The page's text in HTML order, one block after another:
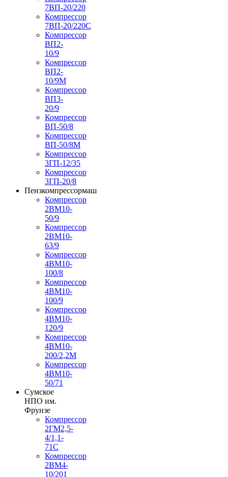
7ВП-20/220
Компрессор
7ВП-20/220С
Компрессор
ВП2-
10/9
Компрессор
ВП2-
10/9М
Компрессор
ВП3-
20/9
Компрессор
ВП-50/8
Компрессор
ВП-50/8М
Компрессор
3ГП-12/35
Компрессор
3ГП-20/8
Пензкомпрессормаш
Компрессор
2ВМ10-
50/9
Компрессор
2ВМ10-
63/9
Компрессор
4ВМ10-
100/8
Компрессор
4ВМ10-
100/9
Компрессор
4ВМ10-
120/9
Компрессор
4ВМ10-
200/2,2М
Компрессор
4ВМ10-
50/71
Сумское
НПО им.
Фрунзе
Компрессор
2ГМ2,5-
4/1,1-
71С
Компрессор
2ВМ4-
10/201